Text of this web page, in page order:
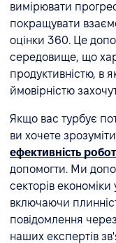
вимірювати
покращувати
оцінки 360. Це
середовище, що
продуктивністю, в
ймовірністю
Якщо вас турбує
ви хочете
ефективність
допомогти. Ми
секторів
включаючи
повідомлення
наших експертів